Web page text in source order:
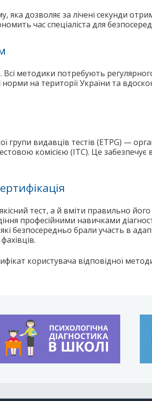
дозволяє за лічені секунди
час спеціаліста для
методики потребують
на території України та
видавців тестів (ETPG) —
комісією (ITC). Це забезпечує
тест, а й вміти правильно
професійними навичками
безпосередньо брали участь в
користувача відповідної